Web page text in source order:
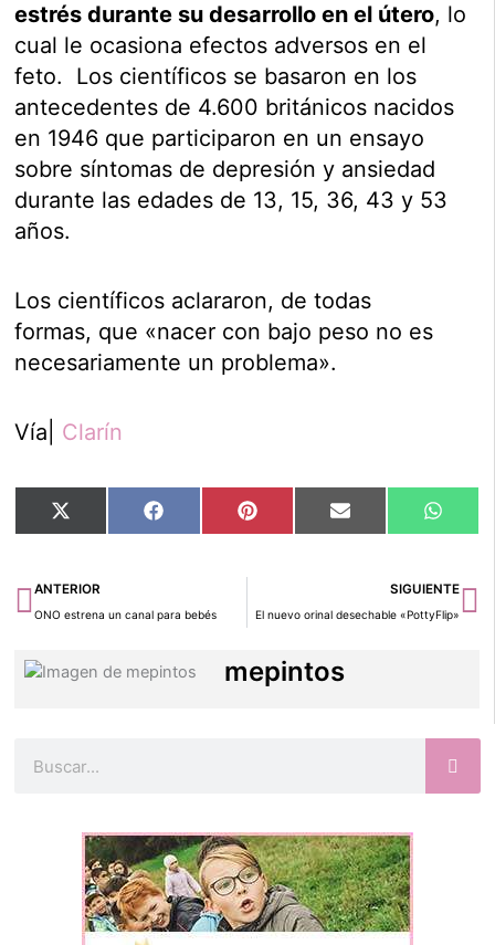
estrés durante su desarrollo en el útero, lo
cual le ocasiona efectos adversos en el
feto. Los científicos se basaron en los
antecedentes de 4.600 británicos nacidos
en 1946 que participaron en un ensayo
sobre síntomas de depresión y ansiedad
durante las edades de 13, 15, 36, 43 y 53
años.
Los científicos aclararon, de todas
formas, que «nacer con bajo peso no es
necesariamente un problema».
Vía| Clarín
Compartir
en
X
(Twitter)
Compartir
en
Facebook Compartir
en
Pinterest Compartir
en
Email
en
Ant
ANTERIOR
ONO estrena un canal para bebés
SIGUIENTE
El nuevo orinal desechable «PottyFlip»
mepintos